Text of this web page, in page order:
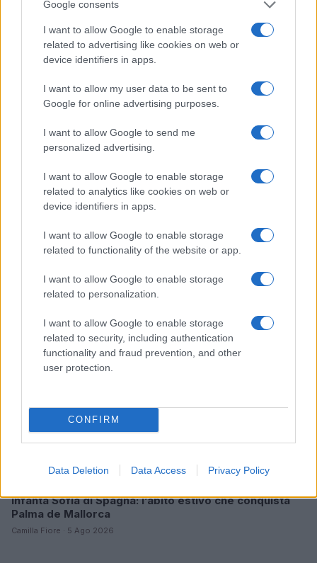
Google consents
I want to allow Google to enable storage
related to advertising like cookies on web or
device identifiers in apps.
I want to allow my user data to be sent to
Google for online advertising purposes.
I want to allow Google to send me
personalized advertising.
I want to allow Google to enable storage
related to analytics like cookies on web or
device identifiers in apps.
I want to allow Google to enable storage
related to functionality of the website or app.
I want to allow Google to enable storage
related to personalization.
I want to allow Google to enable storage
related to security, including authentication
functionality and fraud prevention, and other
user protection.
CONFIRM
Data Deletion Data Access Privacy Policy
Camilla Fiore · 6 Ago 2026
LIFESTYLE
Scopri Vulcano, l’isola delle Eolie con spiagge nere e
paesaggi vulcanici
Infanta Sofia di Spagna: l’abito estivo che conquista
Palma de Mallorca
Camilla Fiore · 5 Ago 2026